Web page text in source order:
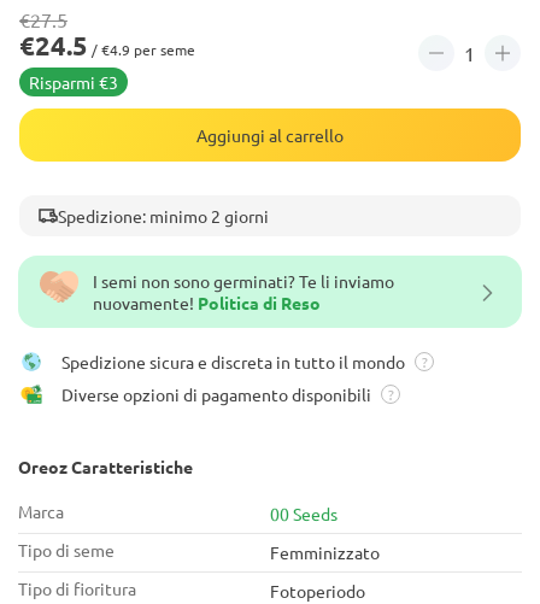
I semi non sono germinati? Te li inviamo
nuovamente! Politica di Reso
Spedizione sicura e discreta in tutto il mondo ?
Diverse opzioni di pagamento disponibili ?
Oreoz Caratteristiche
Marca
00 Seeds
Tipo di seme
Femminizzato
Tipo di fioritura
Fotoperiodo
€27.5
€24.5 / €4.9 per seme
Risparmi €3
Aggiungi al carrello
Spedizione: minimo 2 giorni